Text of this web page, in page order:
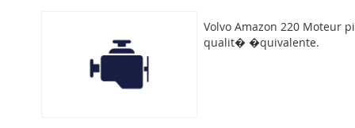
Volvo Amazon 220 Moteur
qualit� �quivalente.